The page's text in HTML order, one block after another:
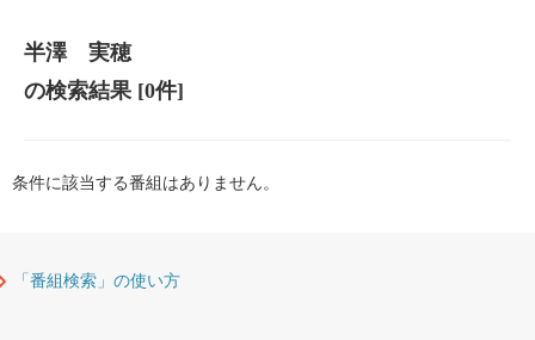
半澤 実穂
の検索結果[0件]
条件に該当する番組はありません。
「番組検索」の使い方